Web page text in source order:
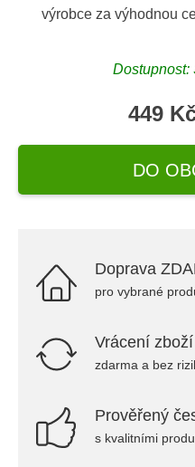
výrobce za výhodnou
Dostupnost:
449
DO
Doprava
pro vybrané
Vrácení
zdarma a bez
Prověřený
s kvalitními